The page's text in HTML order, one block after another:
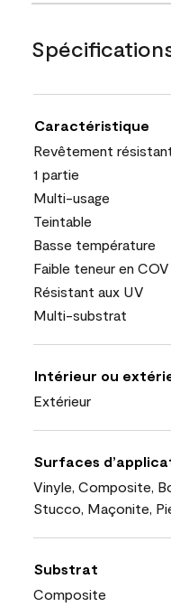
Caractéristique
Revêtement
1 partie
Multi-usage
Teintable
Basse température
Faible teneur en COV
Résistant aux UV
Multi-substrat
Intérieur ou
Extérieur
Surfaces
Vinyle, Composite,
Stucco, Maçonite,
Substrat
Composite